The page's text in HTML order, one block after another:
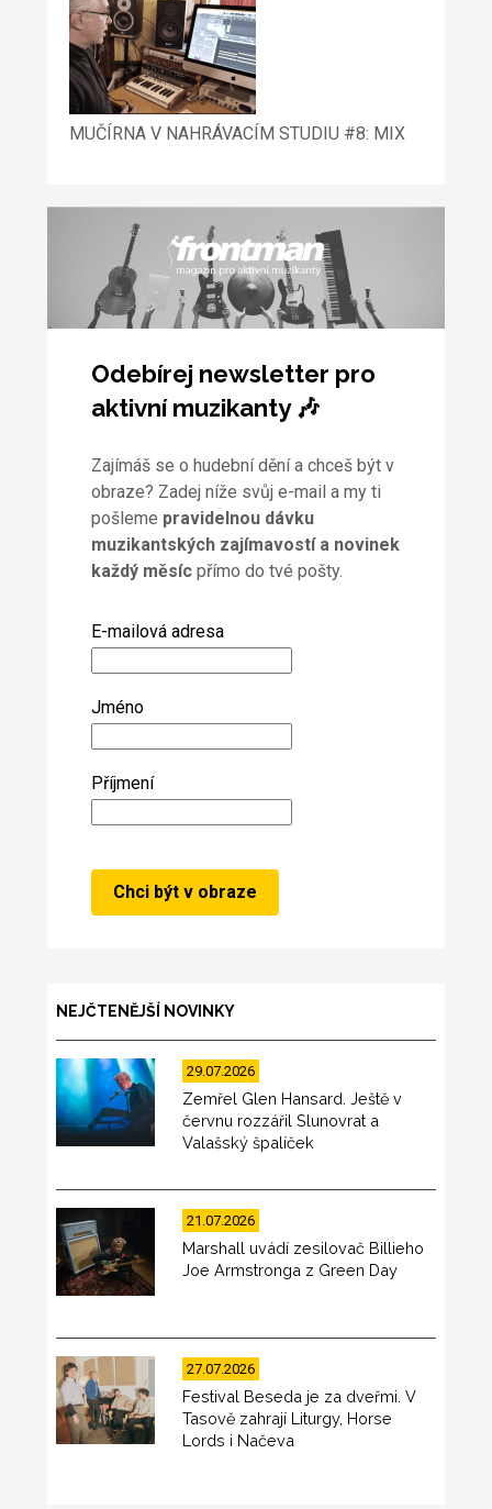
MUČÍRNA V NAHRÁVACÍM STUDIU #8: MIX
Odebírej newsletter pro
aktivní muzikanty 🎶
Zajímáš se o hudební dění a chceš být v
obraze? Zadej níže svůj e-mail a my ti
pošleme pravidelnou dávku
muzikantských zajímavostí a novinek
každý měsícpřímo do tvé pošty.
E-mailová adresa
Jméno
Příjmení
NEJČTENĚJŠÍ NOVINKY
29.07.2026
Zemřel Glen Hansard. Ještě v
červnu rozzářil Slunovrat a
Valašský špalíček
21.07.2026
Marshall uvádí zesilovač Billieho
Joe Armstronga z Green Day
27.07.2026
Festival Beseda je za dveřmi. V
Tasově zahrají Liturgy, Horse
Lords i Načeva